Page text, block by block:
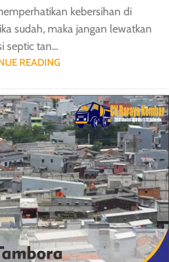
kebersihan di
sudah, maka jangan lewatkan
septic tan...
READING